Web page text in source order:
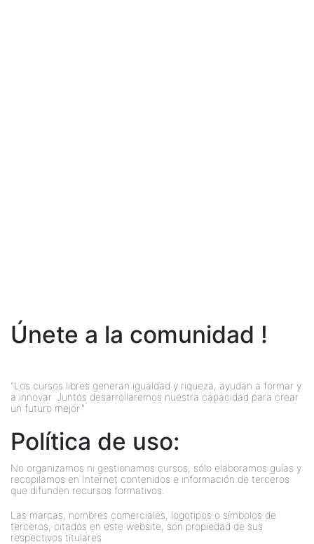
Únete a la comunidad !
"Los cursos libres generan igualdad y riqueza, ayudan a formar y
a innovar. Juntos desarrollaremos nuestra capacidad para crear
un futuro mejor."
Política de uso:
No organizamos ni gestionamos cursos, sólo elaboramos guías y
recopilamos en Internet contenidos e información de terceros
que difunden recursos formativos.
Las marcas, nombres comerciales, logotipos o símbolos de
terceros, citados en este website, son propiedad de sus
respectivos titulares.